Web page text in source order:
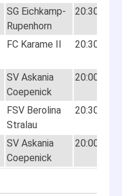
SG Eichkamp-
Rupenhorn
20:30
FC Karame II 20:30
SV Askania
Coepenick
20:00
FSV Berolina
Stralau
20:30
SV Askania
Coepenick
20:00